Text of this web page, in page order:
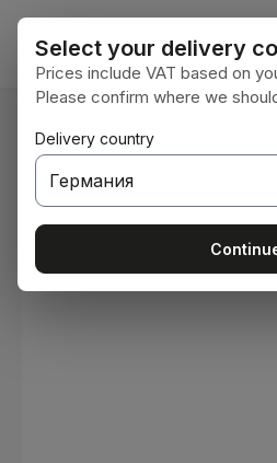
Преминете към основното
Вие сте тук: Начална страница
Бои и лакове
Пропуснете галерия с
Select your delivery
Prices include VAT based on
Please confirm where we
Delivery country